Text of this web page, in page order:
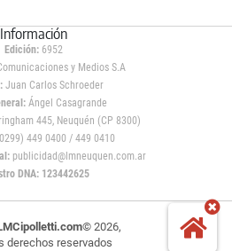
Información
Edición: 6952
y Medios S.A
Juan Carlos Schroeder
Ángel Casagrande
445, Neuquén (CP 8300)
449 0400 / 449 0410
publicidad@lmneuquen.com.ar
DNA: 123442625
© 2026,
derechos reservados